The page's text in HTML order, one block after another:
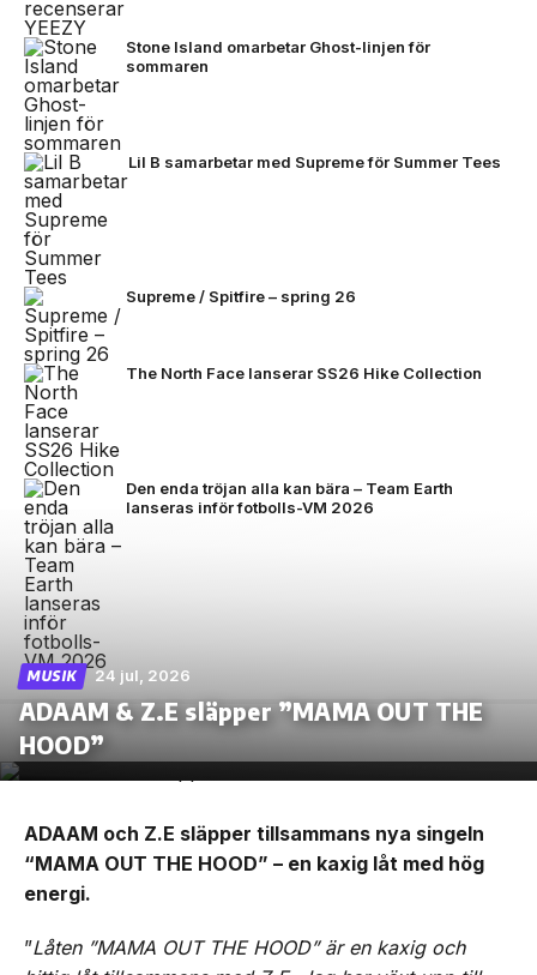
Stone Island omarbetar Ghost-linjen för
sommaren
Lil B samarbetar med Supreme för Summer Tees
Supreme / Spitfire – spring 26
The North Face lanserar SS26 Hike Collection
Den enda tröjan alla kan bära – Team Earth
lanseras inför fotbolls-VM 2026
MUSIK 24 jul, 2026
ADAAM & Z.E släpper ”MAMA OUT THE
HOOD”
ADAAM och Z.E släpper tillsammans nya singeln
“MAMA OUT THE HOOD” – en kaxig låt med hög
energi.
”Låten ”MAMA OUT THE HOOD” är en kaxig och